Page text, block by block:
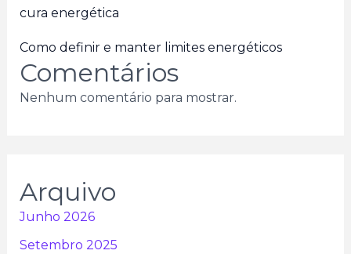
cura energética
Como definir e manter limites energéticos
Comentários
Nenhum comentário para mostrar.
Arquivo
Junho 2026
Setembro 2025